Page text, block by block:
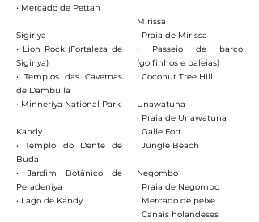
• Mercado de Pettah
Sigiriya
• Lion Rock (Fortaleza de
Sigiriya)
• Templos das Cavernas
de Dambulla
• Minneriya National Park
Kandy
• Templo do Dente de
Buda
• Jardim Botânico de
Peradeniya
• Lago de Kandy
Mirissa
• Praia de Mirissa
• Passeio de barco
(golfinhos e baleias)
• Coconut Tree Hill
Unawatuna
• Praia de Unawatuna
• Galle Fort
• Jungle Beach
Negombo
• Praia de Negombo
• Mercado de peixe
• Canais holandeses